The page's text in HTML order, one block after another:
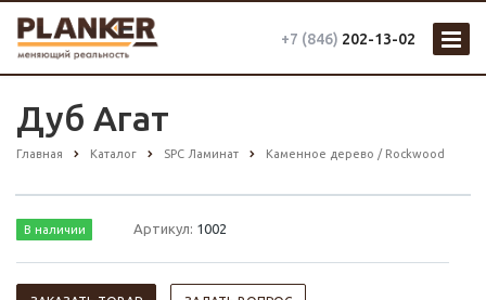
+7 (846) 202-13-02
Дуб Агат
Главная Каталог SPC Ламинат Каменное дерево / Rockwood
В наличии Артикул: 1002